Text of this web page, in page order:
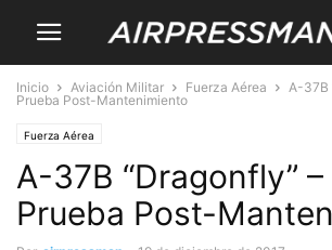
Inicio Aviación Militar Fuerza Aérea
A-37B
Prueba Post-Mantenimiento
Fuerza Aérea
A-37B “Dragonfly”
Prueba Post-